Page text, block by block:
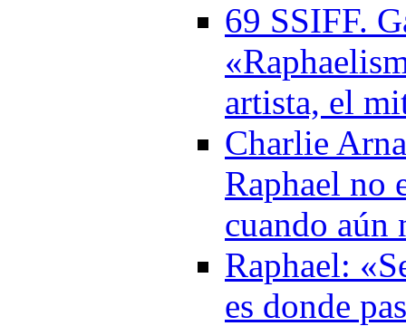
69 SSIFF.
artista, el
Charlie
Raphael no
cuando aún
Raphael:
es donde